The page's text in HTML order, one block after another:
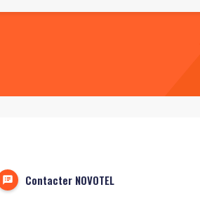
Contacter NOVOTEL